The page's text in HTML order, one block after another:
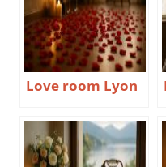
Love room Lyon